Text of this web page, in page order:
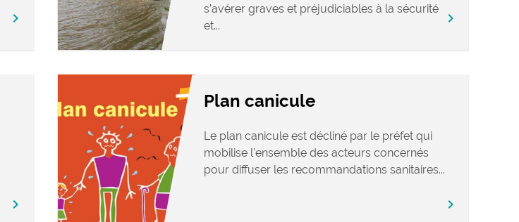
chevron_right
s’avérer graves et préjudiciables à la sécurité
et...
chevron_right
chevron_right
Plan canicule
Le plan canicule est décliné par le préfet qui
mobilise l’ensemble des acteurs concernés
pour diffuser les recommandations sanitaires...
chevron_right